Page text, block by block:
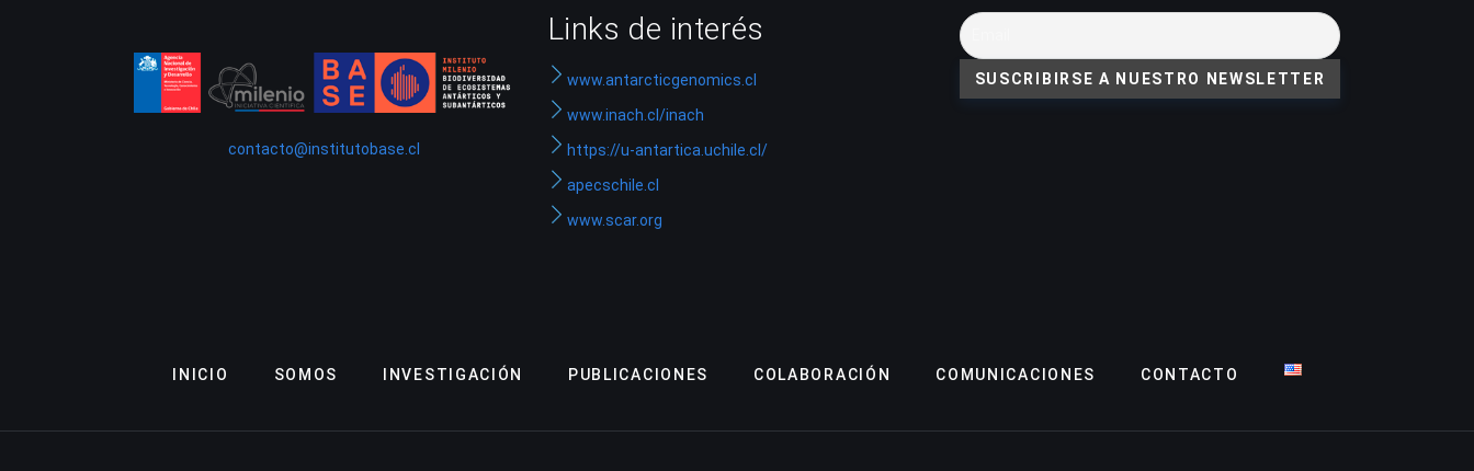
contacto@institutobase.cl
Links de interés
www.antarcticgenomics.cl
www.inach.cl/inach
https://u-antartica.uchile.cl/
apecschile.cl
www.scar.org
INICIO SOMOS INVESTIGACIÓN PUBLICACIONES COLABORACIÓN COMUNICACIONES CONTACTO